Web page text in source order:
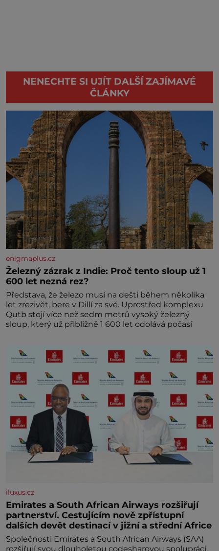
NENECHTE SI UJÍT DALŠÍ ZAJÍMAVÉ
ČLÁNKY
enigmaplus.cz
Železný zázrak z Indie: Proč tento sloup už 1
600 let nezná rez?
Představa, že železo musí na dešti během několika
let zrezivět, bere v Dillí za své. Uprostřed komplexu
Qutb stojí více než sedm metrů vysoký železný
sloup, který už přibližně 1 600 let odolává počasí
iluxus.cz
Emirates a South African Airways rozšiřují
partnerství. Cestujícím nově zpřístupní
dalších devět destinací v jižní a střední Africe
Společnosti Emirates a South African Airways (SAA)
rozšiřují svou dlouholetou codesharovou spolupráci.